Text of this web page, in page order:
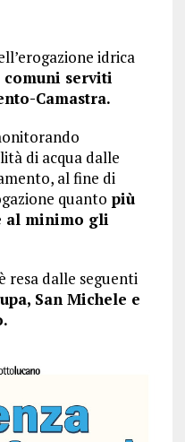
idrica
serviti
Camastra.
di acqua dalle
al fine di
quanto più
al minimo gli
resa dalle seguenti
San Michele e